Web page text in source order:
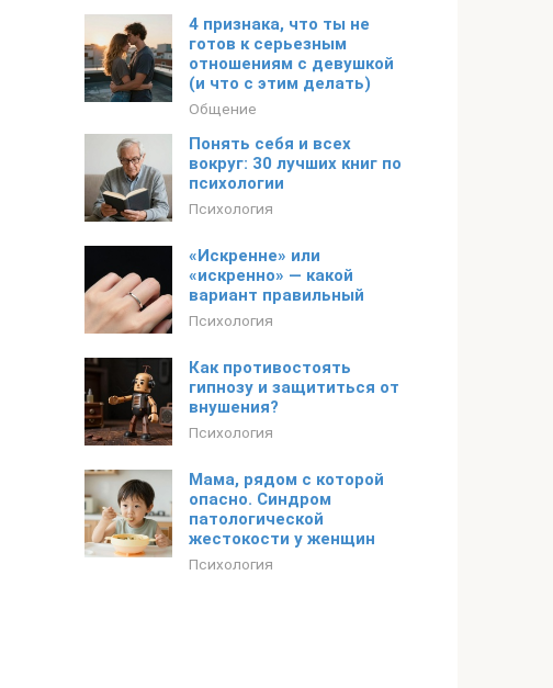
4 признака, что ты не
готов к серьезным
отношениям с девушкой
(и что с этим делать)
Общение
Понять себя и всех
вокруг: 30 лучших книг по
психологии
Психология
«Искренне» или
«искренно» — какой
вариант правильный
Психология
Как противостоять
гипнозу и защититься от
внушения?
Психология
Мама, рядом с которой
опасно. Синдром
патологической
жестокости у женщин
Психология